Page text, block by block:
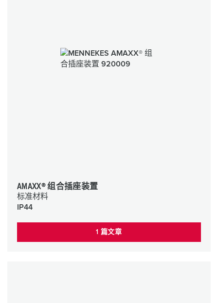
AMAXX® 组合插座装置
标准材料
IP44
1 篇文章